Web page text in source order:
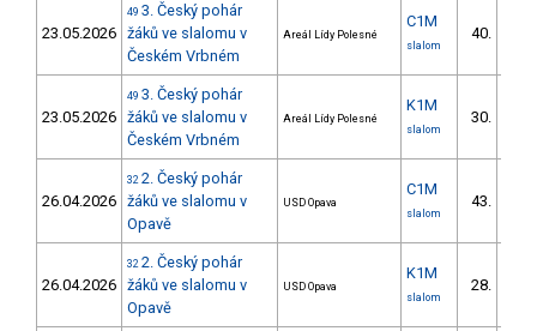
23.05.2026
49 3. Český pohár
žáků ve slalomu v
Českém Vrbném
Areál Lídy Polesné
C1M
slalom
40.
23.05.2026
49 3. Český pohár
žáků ve slalomu v
Českém Vrbném
Areál Lídy Polesné
K1M
slalom
30.
26.04.2026
32 2. Český pohár
žáků ve slalomu v
Opavě
USD Opava
C1M
slalom
43.
26.04.2026
32 2. Český pohár
žáků ve slalomu v
Opavě
USD Opava
K1M
slalom
28.